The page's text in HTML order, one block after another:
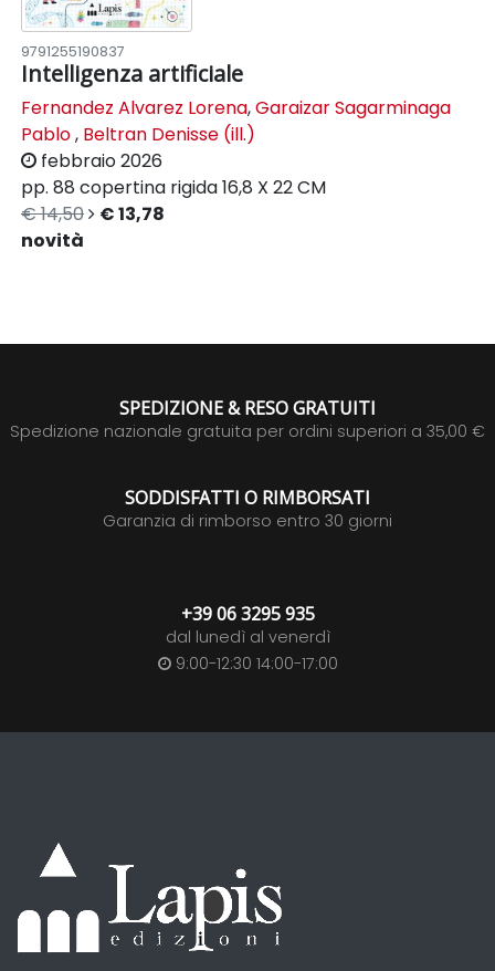
9791255190837
Intelligenza artificiale
Fernandez Alvarez Lorena,Garaizar Sagarminaga
Pablo, Beltran Denisse (ill.)
febbraio 2026
pp. 88 copertina rigida16,8 X 22 CM
€ 14,50
€ 13,78
novità
SPEDIZIONE & RESO GRATUITI
Spedizione nazionale gratuita per ordini superiori a 35,00 €
SODDISFATTI O RIMBORSATI
Garanzia di rimborso entro 30 giorni
+39 06 3295 935
dal lunedì al venerdì
9:00-12:30 14:00-17:00